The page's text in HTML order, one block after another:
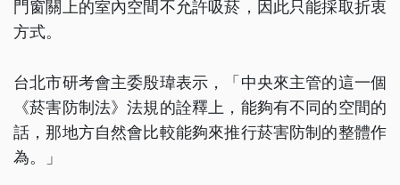
門窗關上的室內空間不允許吸菸，因此只能採取折衷
方式。
台北市研考會主委殷瑋表示，「中央來主管的這一個
《菸害防制法》法規的詮釋上，能夠有不同的空間的
話，那地方自然會比較能夠來推行菸害防制的整體作
為。」